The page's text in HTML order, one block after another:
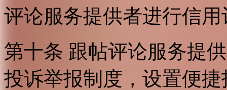
评论服务提供者进行信用
第十条 跟帖评论服务提
投诉举报制度，设置便